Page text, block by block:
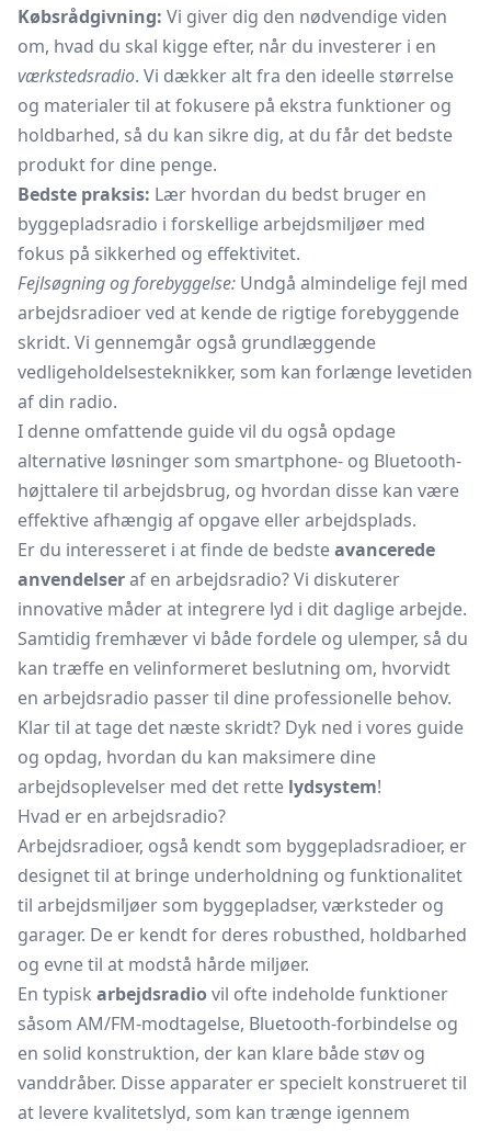
Købsrådgivning: Vi giver dig den nødvendige viden
om, hvad du skal kigge efter, når du investerer i en
værkstedsradio. Vi dækker alt fra den ideelle størrelse
og materialer til at fokusere på ekstra funktioner og
holdbarhed, så du kan sikre dig, at du får det bedste
produkt for dine penge.
Bedste praksis: Lær hvordan du bedst bruger en
byggepladsradio i forskellige arbejdsmiljøer med
fokus på sikkerhed og effektivitet.
Fejlsøgning og forebyggelse: Undgå almindelige fejl med
arbejdsradioer ved at kende de rigtige forebyggende
skridt. Vi gennemgår også grundlæggende
vedligeholdelsesteknikker, som kan forlænge levetiden
af din radio.
I denne omfattende guide vil du også opdage
alternative løsninger som smartphone- og Bluetooth-
højttalere til arbejdsbrug, og hvordan disse kan være
effektive afhængig af opgave eller arbejdsplads.
Er du interesseret i at finde de bedsteavancerede
anvendelseraf en arbejdsradio? Vi diskuterer
innovative måder at integrere lyd i dit daglige arbejde.
Samtidig fremhæver vi både fordele og ulemper, så du
kan træffe en velinformeret beslutning om, hvorvidt
en arbejdsradio passer til dine professionelle behov.
Klar til at tage det næste skridt? Dyk ned i vores guide
og opdag, hvordan du kan maksimere dine
arbejdsoplevelser med det rette lydsystem!
Hvad er en arbejdsradio?
Arbejdsradioer, også kendt som byggepladsradioer, er
designet til at bringe underholdning og funktionalitet
til arbejdsmiljøer som byggepladser, værksteder og
garager. De er kendt for deres robusthed, holdbarhed
og evne til at modstå hårde miljøer.
En typisk arbejdsradiovil ofte indeholde funktioner
såsom AM/FM-modtagelse, Bluetooth-forbindelse og
en solid konstruktion, der kan klare både støv og
vanddråber. Disse apparater er specielt konstrueret til
at levere kvalitetslyd, som kan trænge igennem